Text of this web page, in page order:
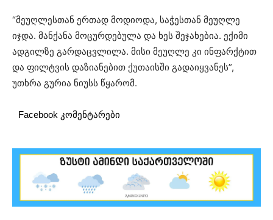
“მეუღლესთან ერთად მოდიოდა, საჭესთან მეუღლე
იჯდა. მანქანა მოცურდებულა და ხეს შეჯახებია. ექიმი
ადგილზე გარდაცვლილა. მისი მეუღლე კი ინფარქტით
და ფილტვის დაზიანებით ქუთაისში გადაიყვანეს”,
უთხრა გურია ნიუსს წყარომ.
Facebook კომენტარები